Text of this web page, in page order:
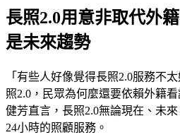
長照2.0用意非取代外
是未來趨勢
「有些人好像覺得長照2.0服務不
照2.0，民眾為何麼還要依賴外籍
健芳直言，長照2.0無論現在、未
24小時的照顧服務。